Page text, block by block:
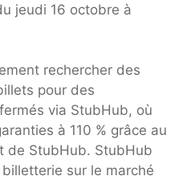
jeudi 16 octobre à
rechercher des
pour des
via StubHub, où
à 110 % grâce au
de StubHub. StubHub
sur le marché